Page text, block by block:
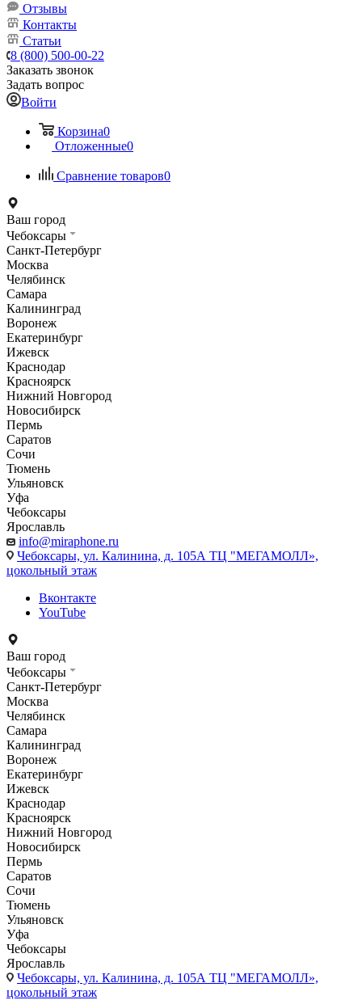
Отзывы
Контакты
Статьи
8 (800) 500-00-22
Заказать звонок
Задать вопрос
Войти
Корзина0
Отложенные0
Сравнение товаров0
Ваш город
Чебоксары
Санкт-Петербург
Москва
Челябинск
Самара
Калининград
Воронеж
Екатеринбург
Ижевск
Краснодар
Красноярск
Нижний Новгород
Новосибирск
Пермь
Саратов
Сочи
Тюмень
Ульяновск
Уфа
Чебоксары
Ярославль
info@miraphone.ru
Чебоксары, ул. Калинина, д. 105А ТЦ "МЕГАМОЛЛ»,
цокольный этаж
Вконтакте
YouTube
Ваш город
Чебоксары
Санкт-Петербург
Москва
Челябинск
Самара
Калининград
Воронеж
Екатеринбург
Ижевск
Краснодар
Красноярск
Нижний Новгород
Новосибирск
Пермь
Саратов
Сочи
Тюмень
Ульяновск
Уфа
Чебоксары
Ярославль
Чебоксары, ул. Калинина, д. 105А ТЦ "МЕГАМОЛЛ»,
цокольный этаж